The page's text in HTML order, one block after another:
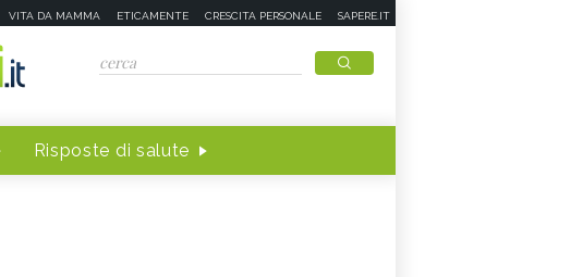
VITA DA MAMMA ETICAMENTE CRESCITA PERSONALE SAPERE.IT
Risposte di salute